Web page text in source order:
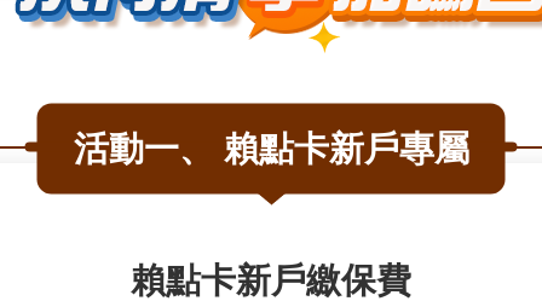
活動一、 賴點卡新戶專屬
賴點卡新戶繳保費